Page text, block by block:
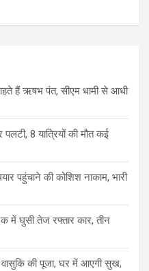
हैं ऋषभ पंत, सीएम धामी से आधी
8 यात्रियों की मौत कई
पहुंचाने की कोशिश नाकाम, भारी
में घुसी तेज रफ्तार कार, तीन
की पूजा, घर में आएगी सुख,